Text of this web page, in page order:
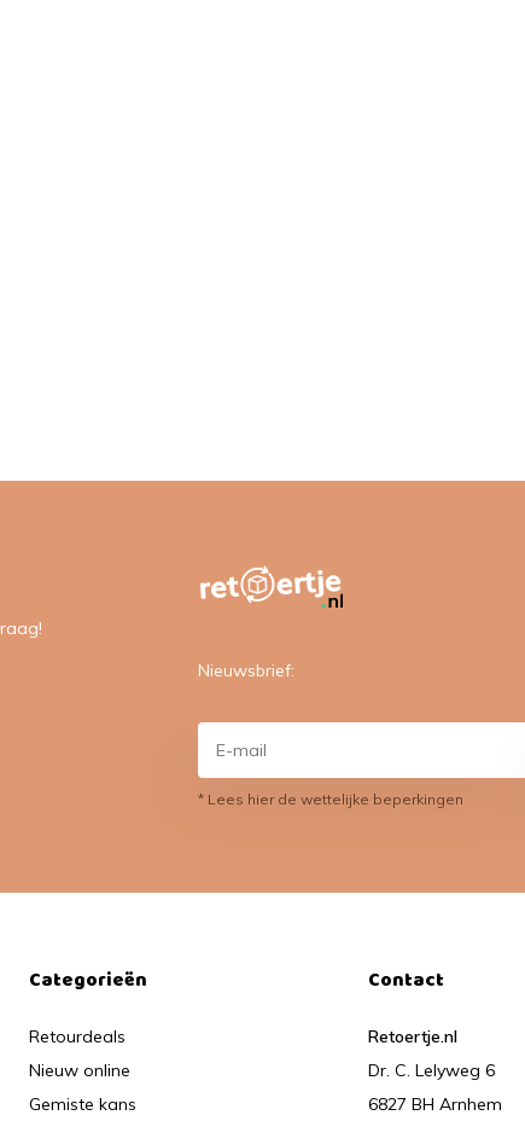
Nieuwsbrief:
* Lees hier de wettelijke beperkingen
Categorieën
Retourdeals
Nieuw online
Gemiste kans
Contact
Retoertje.nl
Dr. C. Lelyweg 6
6827 BH Arnhem